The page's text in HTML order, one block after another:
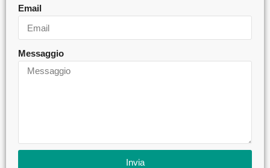
Email
Messaggio
Invia